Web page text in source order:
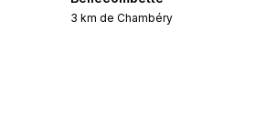
3 km de Chambéry